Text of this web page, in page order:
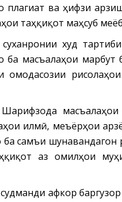
ва ҳифзи
таҳқиқот маҳсуб
худ
ба масъалаҳои марбут
омодасозии
масъалаҳои
илмӣ, меъёрҳои
самъи шунавандагон
аз омилҳои
афкор баргузор